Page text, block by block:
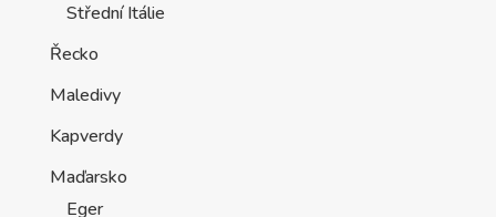
Střední Itálie
Řecko
Maledivy
Kapverdy
Maďarsko
Eger